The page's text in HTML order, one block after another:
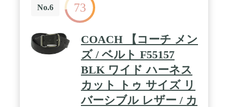
No.6 73
COACH 【コーチ メン
ズ / ベルト F55157
BLK ワイド ハーネス
カット トゥ サイズ リ
バーシブル レザー / カ